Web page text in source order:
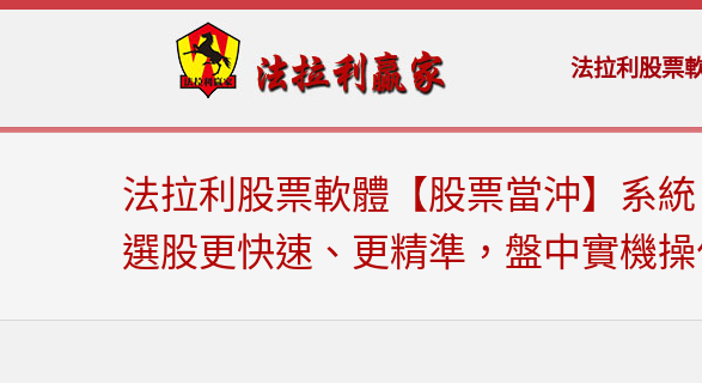
navigation
content
法拉利股票
法拉利股票軟體【股票當沖】系
選股更快速、更精準，盤中實機